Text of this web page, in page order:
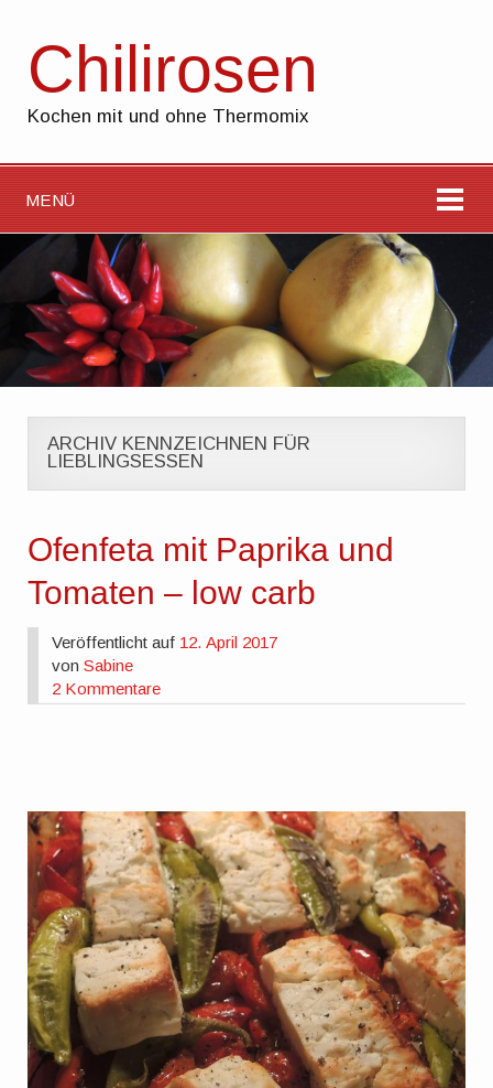
Chilirosen
Kochen mit und ohne Thermomix
MENÜ
ARCHIV KENNZEICHNEN FÜR
LIEBLINGSESSEN
Ofenfeta mit Paprika und
Tomaten – low carb
Veröffentlicht auf 12. April 2017
vonSabine
2 Kommentare